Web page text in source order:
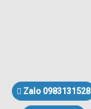
Zalo 0983131528